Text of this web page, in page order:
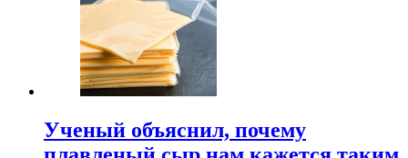
Ученый объяснил, почему